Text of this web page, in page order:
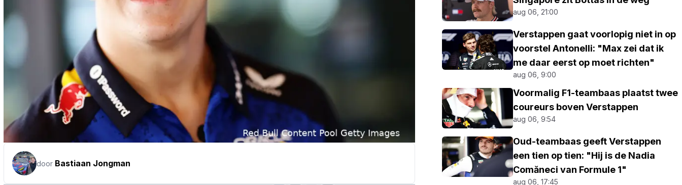
door Bastiaan Jongman
aug 06, 21:00
Verstappen gaat voorlopig niet in op
voorstel Antonelli: "Max zei dat ik
me daar eerst op moet richten"
aug 06, 9:00
Voormalig F1-teambaas plaatst twee
coureurs boven Verstappen
aug 06, 9:54
Oud-teambaas geeft Verstappen
een tien op tien: "Hij is de Nadia
Comăneci van Formule 1"
aug 06, 17:45